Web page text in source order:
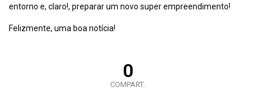
entorno e, claro!, preparar um novo super empreendimento!
Felizmente, uma boa notícia!
0
COMPART.